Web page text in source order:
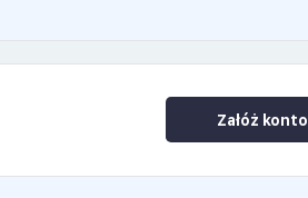
Załóż konto